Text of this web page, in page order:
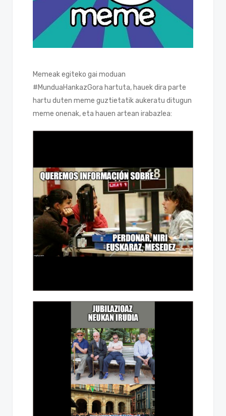
Memeak egiteko gai moduan
#MunduaHankazGora hartuta, hauek dira parte
hartu duten meme guztietatik aukeratu ditugun
meme onenak, eta hauen artean irabazlea: